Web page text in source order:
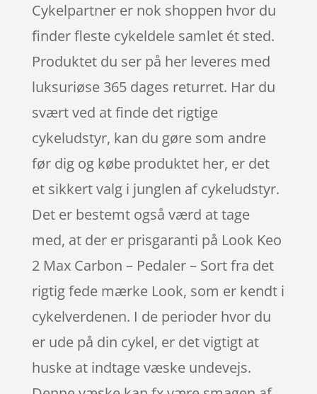
Cykelpartner er nok shoppen hvor du
finder fleste cykeldele samlet ét sted.
Produktet du ser på her leveres med
luksuriøse 365 dages returret. Har du
svært ved at finde det rigtige
cykeludstyr, kan du gøre som andre
før dig og købe produktet her, er det
et sikkert valg i junglen af cykeludstyr.
Det er bestemt også værd at tage
med, at der er prisgaranti på Look Keo
2 Max Carbon – Pedaler – Sort fra det
rigtig fede mærke Look, som er kendt i
cykelverdenen. I de perioder hvor du
er ude på din cykel, er det vigtigt at
huske at indtage væske undevejs.